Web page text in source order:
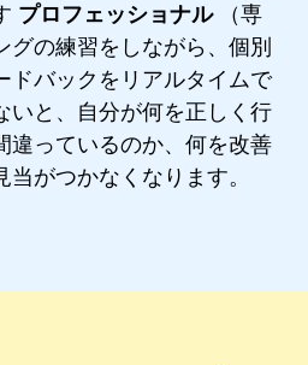
プロフェッショナル（専
グの練習をしながら、個別
ドバックをリアルタイムで
いと、自分が何を正しく行
違っているのか、何を改善
がつかなくなります。